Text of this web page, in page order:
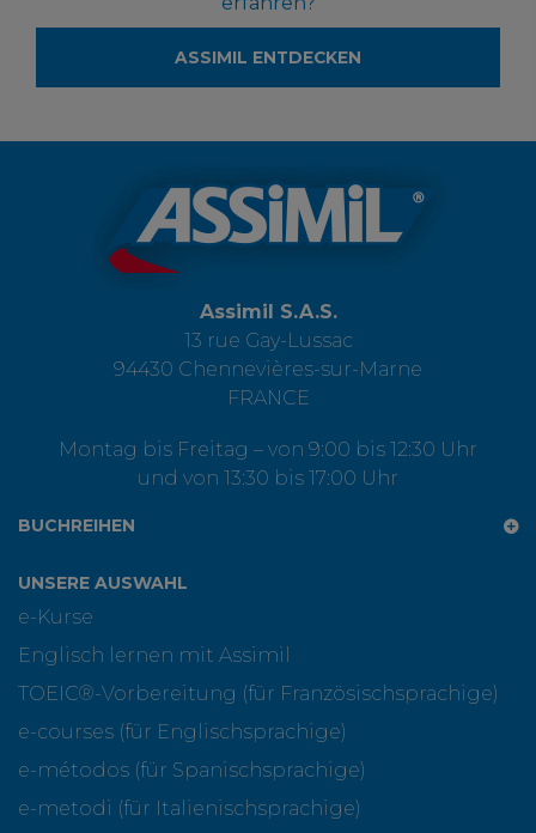
ASSIMIL ENTDECKEN
Assimil S.A.S.
13 rue Gay-Lussac
94430 Chennevières-sur-Marne
FRANCE
Montag bis Freitag – von 9:00 bis 12:30 Uhr
und von 13:30 bis 17:00 Uhr
BUCHREIHEN
UNSERE AUSWAHL
e-Kurse
Englisch lernen mit Assimil
TOEIC®-Vorbereitung (für Französischsprachige)
e-courses (für Englischsprachige)
e-métodos (für Spanischsprachige)
e-metodi (für Italienischsprachige)